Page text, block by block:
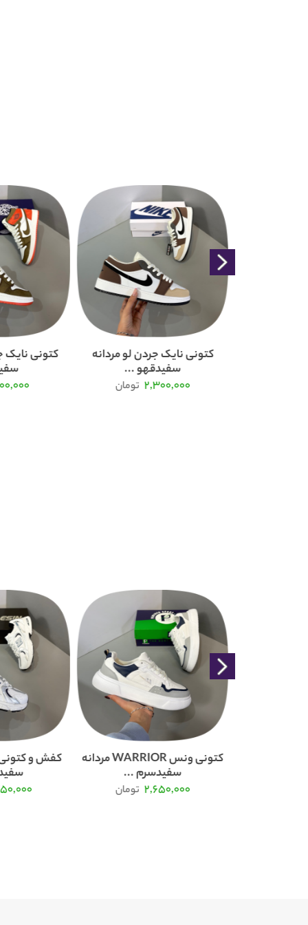
کتونی نایک جردن لو مردانه
سفیدقهو ...
2,300,000 تومان
کتونی نایک
کتونی ونس WARRIOR مردانه
سفیدسرم ...
2,650,000 تومان